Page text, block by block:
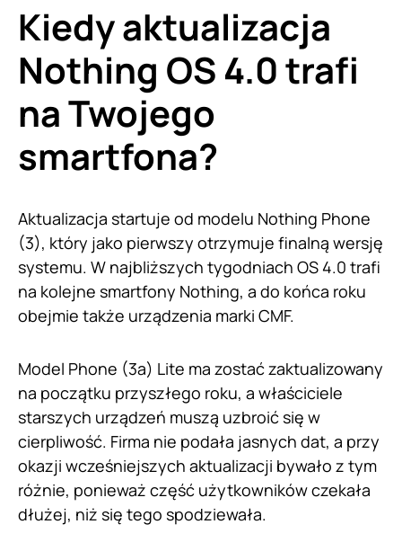
Kiedy aktualizacja
Nothing OS 4.0 trafi
na Twojego
smartfona?
Aktualizacja startuje od modelu Nothing Phone
(3), który jako pierwszy otrzymuje finalną wersję
systemu. W najbliższych tygodniach OS 4.0 trafi
na kolejne smartfony Nothing, a do końca roku
obejmie także urządzenia marki CMF.
Model Phone (3a) Lite ma zostać zaktualizowany
na początku przyszłego roku, a właściciele
starszych urządzeń muszą uzbroić się w
cierpliwość. Firma nie podała jasnych dat, a przy
okazji wcześniejszych aktualizacji bywało z tym
różnie, ponieważ część użytkowników czekała
dłużej, niż się tego spodziewała.